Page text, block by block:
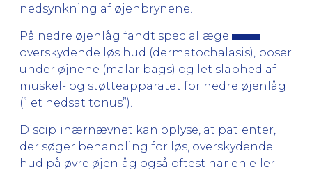
nedsynkning af øjenbrynene.
På nedre øjenlåg fandt speciallæge
overskydende løs hud (dermatochalasis), poser
under øjnene (malar bags) og let slaphed af
muskel- og støtteapparatet for nedre øjenlåg
(”let nedsat tonus”).
Disciplinærnævnet kan oplyse, at patienter,
der søger behandling for løs, overskydende
hud på øvre øjenlåg også oftest har en eller